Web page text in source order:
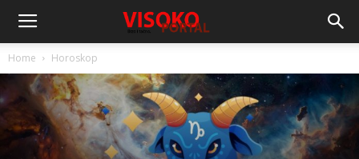
Home Horoskop